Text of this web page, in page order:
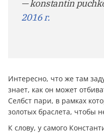
— konstantin
2016 г.
Интересно, что же там
знает, как он может
Селбст пари, в рамках
золотых браслета, чтобы
К слову, у самого